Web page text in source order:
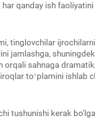
qanday ish
tinglovchilar
jamlashga,
sahnaga
toʻplamini ishlab
tushunishi kerak